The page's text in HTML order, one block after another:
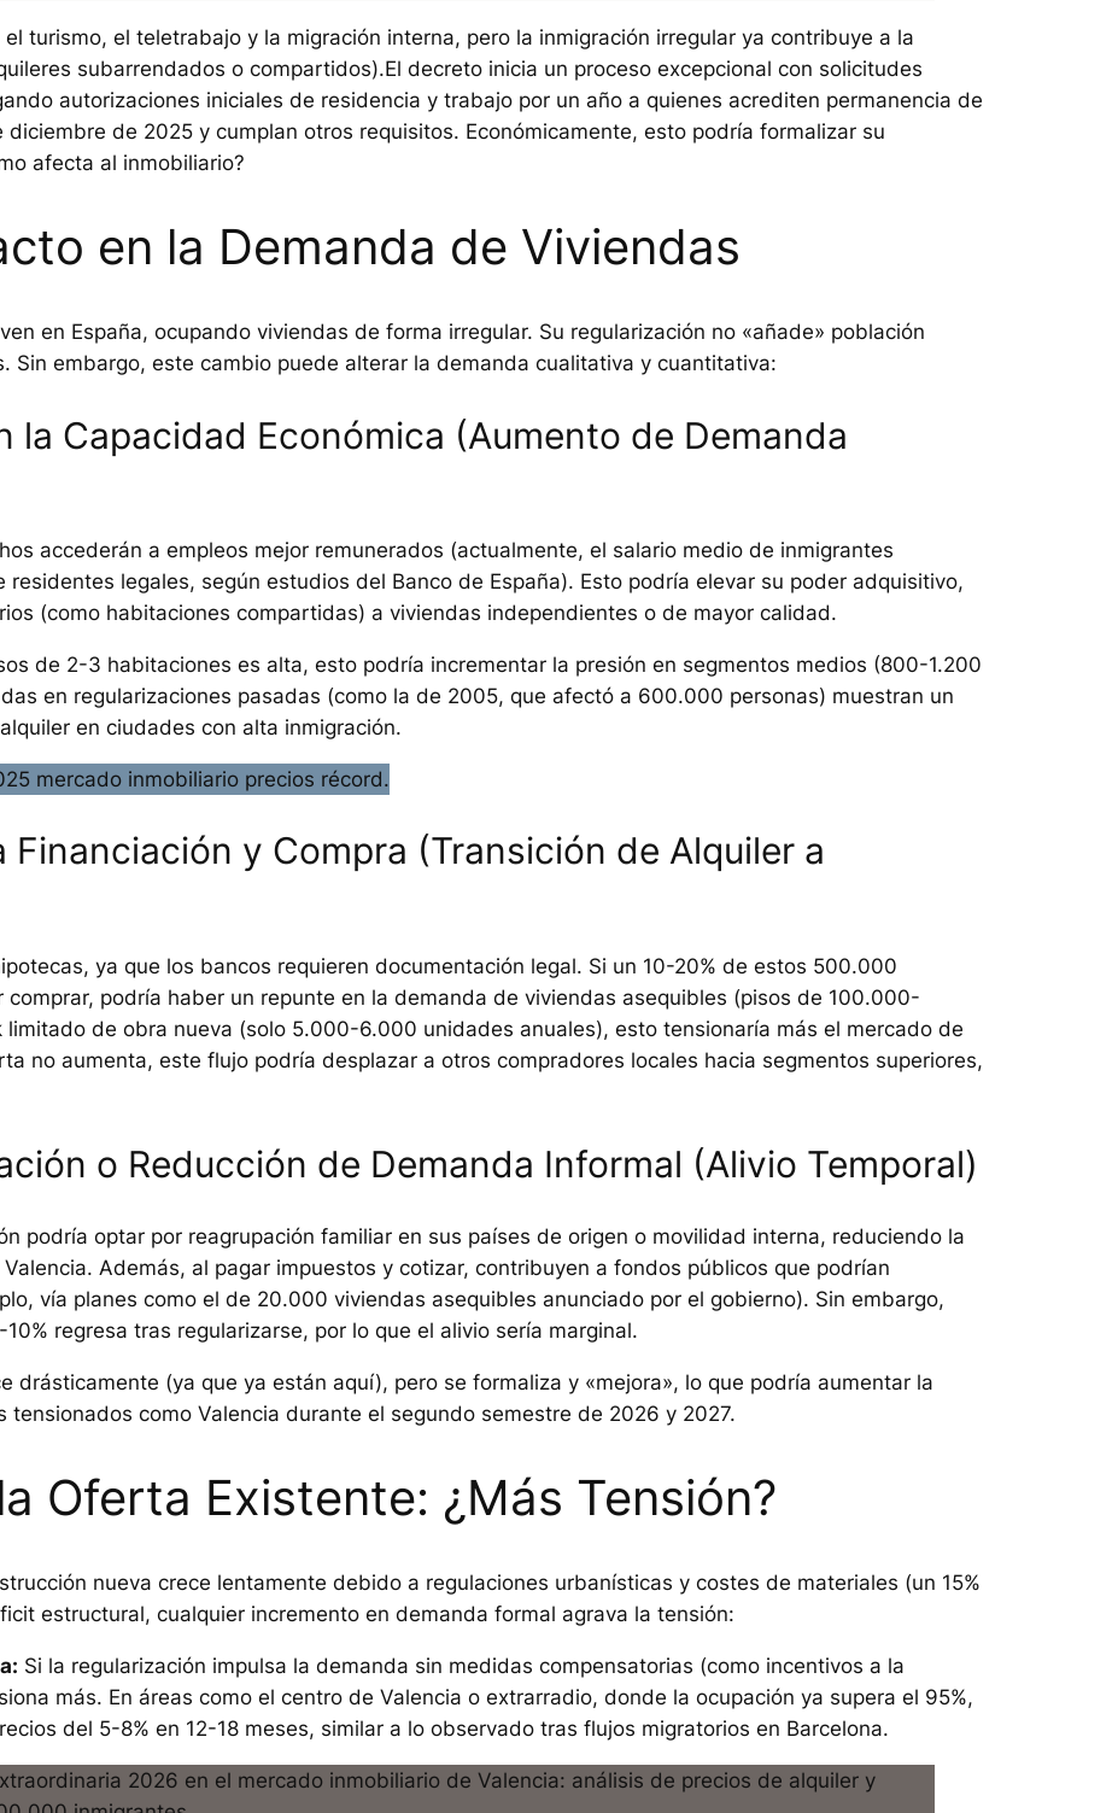
turismo, el teletrabajo y la migración interna, pero la inmigración irregular ya contribuye a la
subarrendados o compartidos).El decreto inicia un proceso excepcional con solicitudes
autorizaciones iniciales de residencia y trabajo por un año a quienes acrediten permanencia de
de 2025 y cumplan otros requisitos. Económicamente, esto podría formalizar su
afecta al inmobiliario?
en la Demanda de Viviendas
en España, ocupando viviendas de forma irregular. Su regularización no «añade» población
Sin embargo, este cambio puede alterar la demanda cualitativa y cuantitativa:
la Capacidad Económica (Aumento de Demanda
accederán a empleos mejor remunerados (actualmente, el salario medio de inmigrantes
legales, según estudios del Banco de España). Esto podría elevar su poder adquisitivo,
(como habitaciones compartidas) a viviendas independientes o de mayor calidad.
de 2-3 habitaciones es alta, esto podría incrementar la presión en segmentos medios (800-1.200
en regularizaciones pasadas (como la de 2005, que afectó a 600.000 personas) muestran un
en ciudades con alta inmigración.
Financiación y Compra (Transición de Alquiler a
ya que los bancos requieren documentación legal. Si un 10-20% de estos 500.000
podría haber un repunte en la demanda de viviendas asequibles (pisos de 100.000-
de obra nueva (solo 5.000-6.000 unidades anuales), esto tensionaría más el mercado de
no aumenta, este flujo podría desplazar a otros compradores locales hacia segmentos superiores,
o Reducción de Demanda Informal (Alivio Temporal)
podría optar por reagrupación familiar en sus países de origen o movilidad interna, reduciendo la
Además, al pagar impuestos y cotizar, contribuyen a fondos públicos que podrían
vía planes como el de 20.000 viviendas asequibles anunciado por el gobierno). Sin embargo,
regresa tras regularizarse, por lo que el alivio sería marginal.
drásticamente (ya que ya están aquí), pero se formaliza y «mejora», lo que podría aumentar la
tensionados como Valencia durante el segundo semestre de 2026 y 2027.
Oferta Existente: ¿Más Tensión?
nueva crece lentamente debido a regulaciones urbanísticas y costes de materiales (un 15%
estructural, cualquier incremento en demanda formal agrava la tensión:
Si la regularización impulsa la demanda sin medidas compensatorias (como incentivos a la
más. En áreas como el centro de Valencia o extrarradio, donde la ocupación ya supera el 95%,
del 5-8% en 12-18 meses, similar a lo observado tras flujos migratorios en Barcelona.